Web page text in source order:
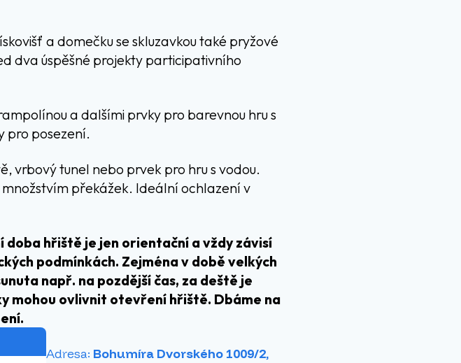
a domečku se skluzavkou také pryžové
dva úspěšné projekty participativního
a dalšími prvky pro barevnou hru s
pro posezení.
vrbový tunel nebo prvek pro hru s vodou.
překážek. Ideální ochlazení v
doba hřiště je jen orientační a vždy závisí
podmínkách. Zejména v době velkých
např. na pozdější čas, za deště je
mohou ovlivnit otevření hřiště. Dbáme na
Adresa: Bohumíra Dvorského 1009/2,